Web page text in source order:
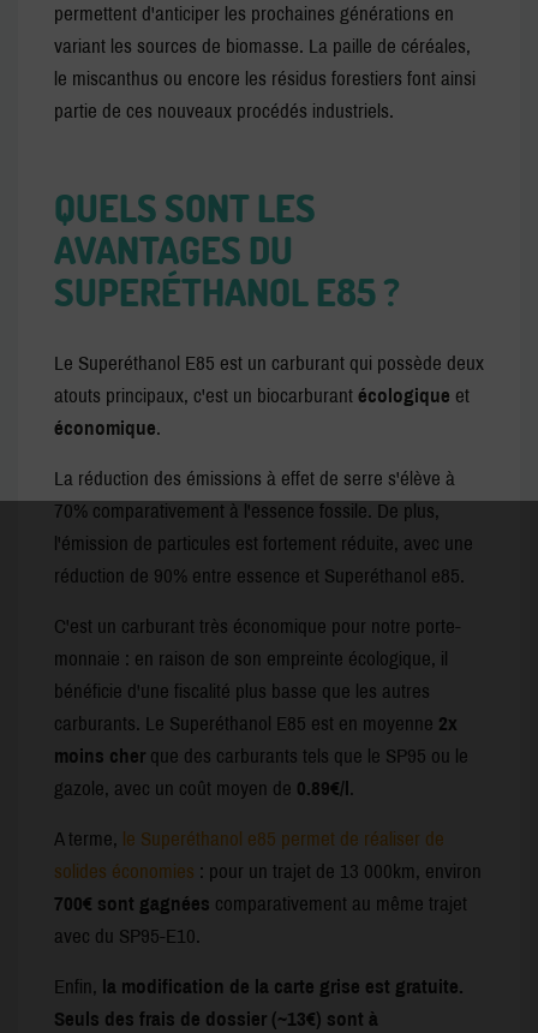
permettent d'anticiper les prochaines générations en
variant les sources de biomasse. La paille de céréales,
le miscanthus ou encore les résidus forestiers font ainsi
partie de ces nouveaux procédés industriels.
QUELS SONT LES
AVANTAGES DU
SUPERÉTHANOL E85 ?
Le Superéthanol E85 est un carburant qui possède deux
atouts principaux, c'est un biocarburant écologique et
économique.
La réduction des émissions à effet de serre s'élève à
70% comparativement à l'essence fossile. De plus,
l'émission de particules est fortement réduite, avec une
réduction de 90% entre essence et Superéthanol e85.
C'est un carburant très économique pour notre porte-
monnaie : en raison de son empreinte écologique, il
bénéficie d'une fiscalité plus basse que les autres
carburants. Le Superéthanol E85 est en moyenne 2x
moins cher que des carburants tels que le SP95 ou le
gazole, avec un coût moyen de 0.89€/l.
A terme, le Superéthanol e85 permet de réaliser de
solides économies : pour un trajet de 13 000km, environ
700€ sont gagnées comparativement au même trajet
avec du SP95-E10.
Enfin, la modification de la carte grise est gratuite.
Seuls des frais de dossier (~13€) sont à